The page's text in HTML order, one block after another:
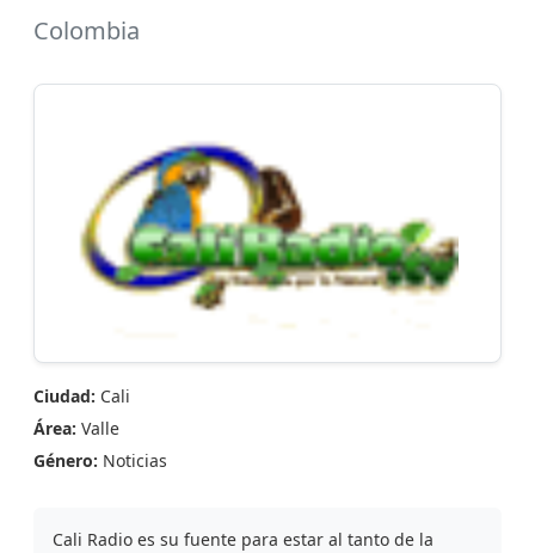
Colombia
Ciudad: Cali
Área: Valle
Género: Noticias
Cali Radio es su fuente para estar al tanto de la